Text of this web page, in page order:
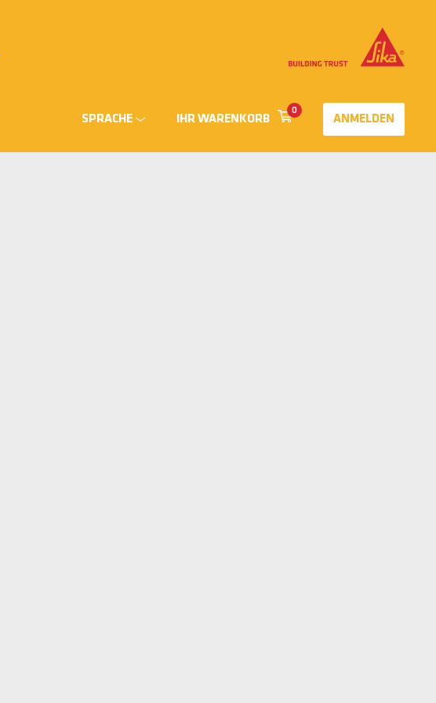
SPRACHE IHR WARENKORB
0
ANMELDEN